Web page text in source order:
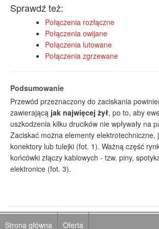
Sprawdź też:
Połączenia rozłączne
Połączenia owijane
Połączenia lutowane
Połączenia zgrzewane
Podsumowanie
Przewód przeznaczony do zaciskania
zawierającą jak najwięcej żył, po to, aby
uszkodzenia kilku drucików nie wpływały na
Zaciskać można elementy elektrotechniczne,
konektory lub tulejki (fot. 1). Ważną część
końcówki złączy kablowych - tzw. piny,
elektronice (fot. 3).
Strona główna Oferta